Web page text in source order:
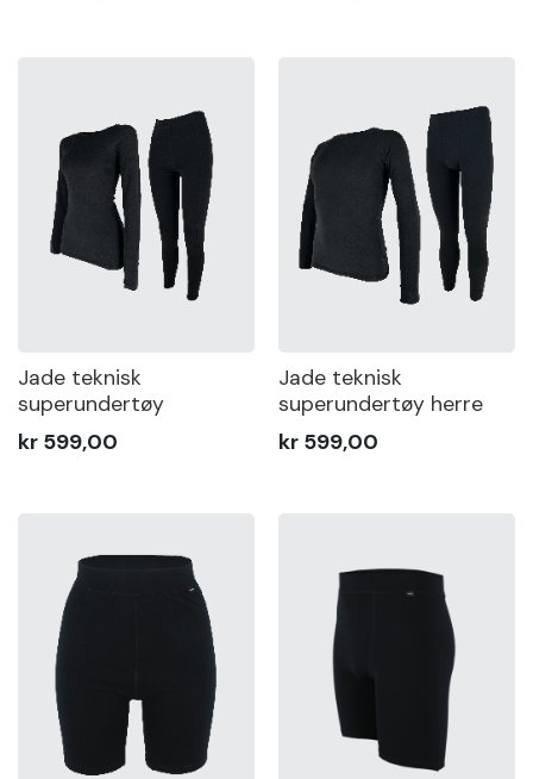
Jade teknisk
superundertøy
kr 599,00
Jade teknisk
superundertøy herre
kr 599,00